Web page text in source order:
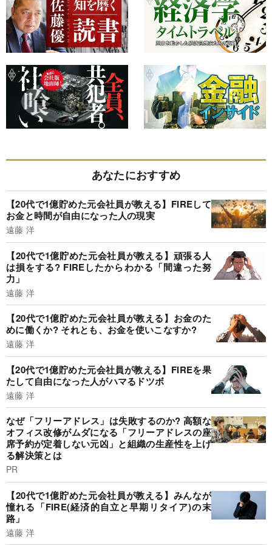
あなたにおすすめ
【20代で1億貯めた元会社員が教える】FIREして
お金と時間が自由になった人の現実
遠藤 洋
【20代で1億貯めた元会社員が教える】頑張る人
は損をする? FIREしたからわかる「間違った努
力」
遠藤 洋
【20代で1億貯めた元会社員が教える】お金のた
めに働くか? それとも、お金を使いこなすか?
遠藤 洋
【20代で1億貯めた元会社員が教える】FIREを果
たして自由になった人がハマるドツボ
遠藤 洋
なぜ「フリーアドレス」は失敗するのか? 高額な
オフィス改修がムダになる「フリーアドレスの座
席予約が定着しない元凶」と組織の生産性を上げ
る解決策とは
PR
【20代で1億貯めた元会社員が教える】みんなが
憧れる「FIRE(経済的自立と早期リタイア)の末
路」
遠藤 洋